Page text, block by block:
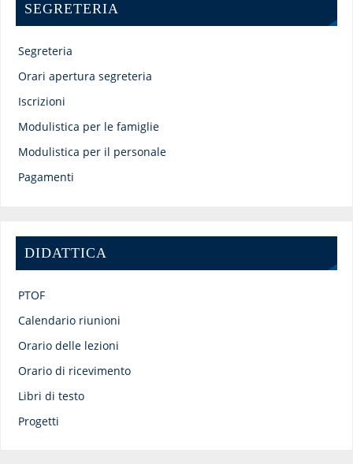
SEGRETERIA
Segreteria
Orari apertura segreteria
Iscrizioni
Modulistica per le famiglie
Modulistica per il personale
Pagamenti
DIDATTICA
PTOF
Calendario riunioni
Orario delle lezioni
Orario di ricevimento
Libri di testo
Progetti